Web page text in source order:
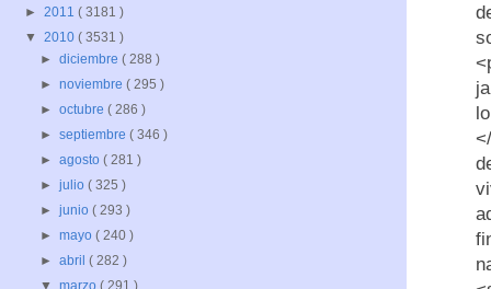
► 2011 ( 3181 )
▼ 2010 ( 3531 )
►diciembre( 288 )
►noviembre( 295 )
►octubre( 286 )
►septiembre( 346 )
►agosto( 281 )
►julio( 325 )
►junio( 293 )
►mayo( 240 )
►abril( 282 )